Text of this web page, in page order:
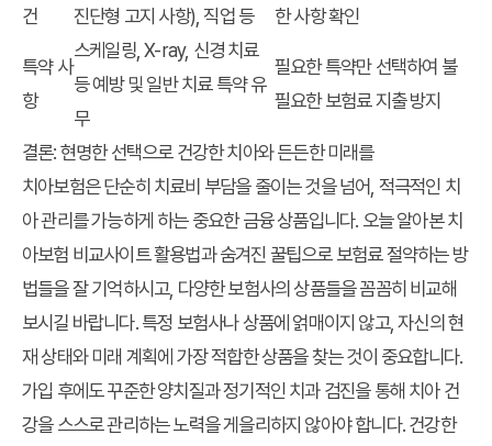
건
진단형 고지 사항), 직업 등
한 사항 확인
특약 사
항
스케일링, X-ray, 신경 치료
등 예방 및 일반 치료 특약 유
무
필요한 특약만 선택하여 불
필요한 보험료 지출 방지
결론: 현명한 선택으로 건강한 치아와 든든한 미래를
치아보험은 단순히 치료비 부담을 줄이는 것을 넘어, 적극적인 치
아 관리를 가능하게 하는 중요한 금융 상품입니다. 오늘 알아본치
아보험 비교사이트 활용법과숨겨진 꿀팁으로 보험료 절약하는 방
법들을 잘 기억하시고, 다양한 보험사의 상품들을 꼼꼼히 비교해
보시길 바랍니다. 특정 보험사나 상품에 얽매이지 않고, 자신의 현
재 상태와 미래 계획에 가장 적합한 상품을 찾는 것이 중요합니다.
가입 후에도 꾸준한 양치질과 정기적인 치과 검진을 통해 치아 건
강을 스스로 관리하는 노력을 게을리하지 않아야 합니다. 건강한